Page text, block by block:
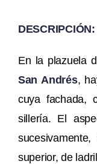
DESCRIPCIÓN:
En la plazuela
San Andrés,
cuya fachada,
sillería. El
superior, de